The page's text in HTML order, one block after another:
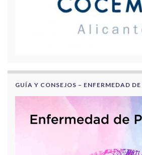
GUÍA Y CONSEJOS – ENFERMEDAD